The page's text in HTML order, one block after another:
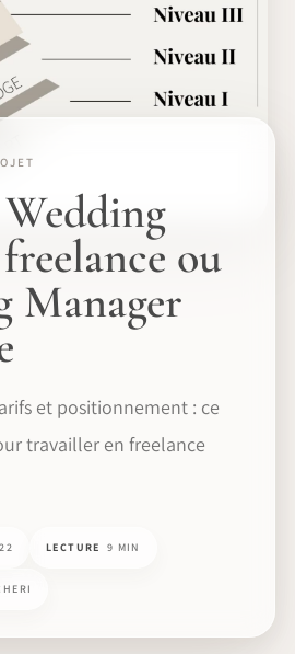
ou
Manager
et positionnement : ce
travailler en freelance
LECTURE 9 MIN